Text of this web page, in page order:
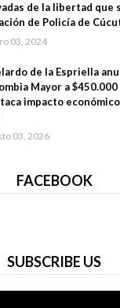
de la libertad que
de Policía de
03, 2024
de la Espriella
Mayor a
impacto
03, 2026
FACEBOOK
SUBSCRIBE US